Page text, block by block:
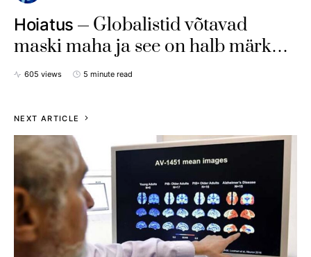
Hoiatus
Globalistid võtavad
maski maha ja see on halb märk…
605 views 5 minute read
NEXT ARTICLE